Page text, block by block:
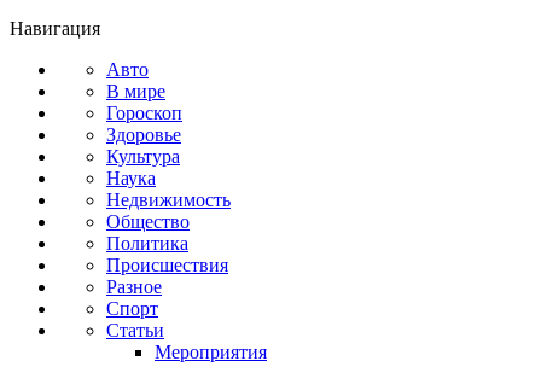
Навигация
Авто
В мире
Гороскоп
Здоровье
Культура
Наука
Недвижимость
Общество
Политика
Происшествия
Разное
Спорт
Статьи
Мероприятия